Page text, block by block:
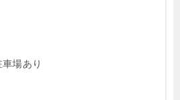
場あり